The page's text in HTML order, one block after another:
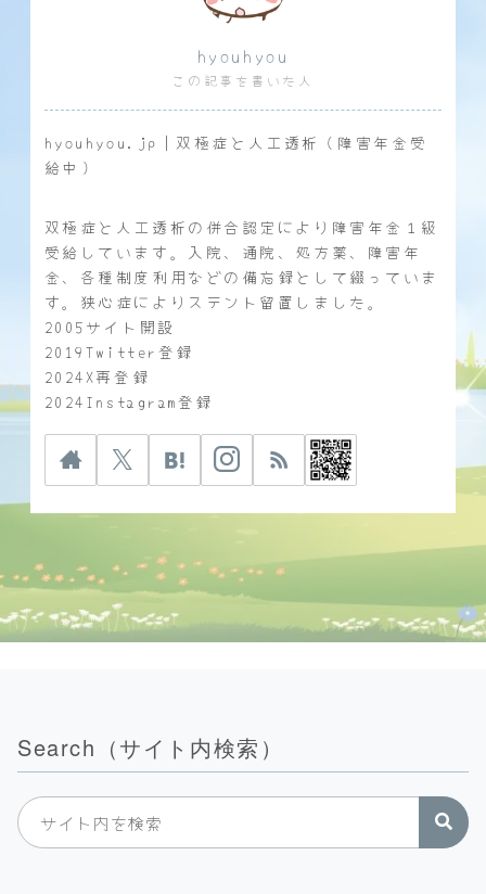
hyouhyou
この記事を書いた人
hyouhyou.jp｜双極症と人工透析（障害年金受
給中）
双極症と人工透析の併合認定により障害年金１級
受給しています。入院、通院、処方薬、障害年
金、各種制度利用などの備忘録として綴っていま
す。狭心症によりステント留置しました。
2005サイト開設
2019Twitter登録
2024X再登録
2024Instagram登録
Search（サイト内検索）